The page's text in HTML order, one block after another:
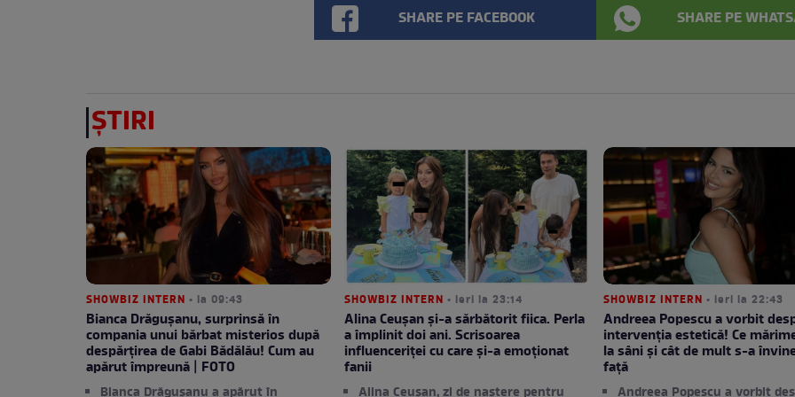
SHARE PE FACEBOOK SHARE PE
ȘTIRI
SHOWBIZ INTERN • la 09:43
Bianca Drăgușanu, surprinsă în
compania unui bărbat misterios după
despărțirea de Gabi Bădălău! Cum au
apărut împreună | FOTO
SHOWBIZ INTERN • ieri la 23:14
Alina Ceușan și-a sărbătorit fiica. Perla
a împlinit doi ani. Scrisoarea
influenceriței cu care și-a emoționat
fanii
SHOWBIZ INTERN • ieri la 22:43
Andreea Popescu a vorbit
intervenția estetică! Ce
la sâni și cât de mult s-a
față